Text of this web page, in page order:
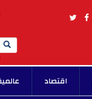
Search
اقتصاد